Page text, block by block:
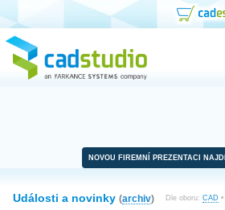
NOVOU FIREMNÍ PREZENTACI
Dle oboru: CAD •
Události a novinky (archiv)